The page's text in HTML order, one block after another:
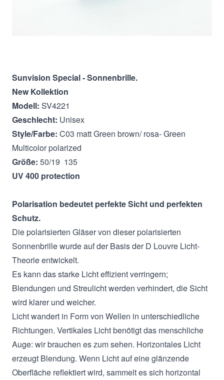
Sunvision Special - Sonnenbrille.
New Kollektion
Modell: SV4221
Geschlecht: Unisex
Style/Farbe: C03 matt Green brown/ rosa- Green
Multicolor polarized
Größe: 50/19 135
UV 400 protection
Polarisation bedeutet perfekte Sicht und perfekten
Schutz.
Die polarisierten Gläser von dieser polarisierten
Sonnenbrille wurde auf der Basis der D Louvre Licht-
Theorie entwickelt.
Es kann das starke Licht effizient verringern;
Blendungen und Streulicht werden verhindert, die Sicht
wird klarer und weicher.
Licht wandert in Form von Wellen in unterschiedliche
Richtungen. Vertikales Licht benötigt das menschliche
Auge: wir brauchen es zum sehen. Horizontales Licht
erzeugt Blendung. Wenn Licht auf eine glänzende
Oberfläche reflektiert wird, sammelt es sich horizontal